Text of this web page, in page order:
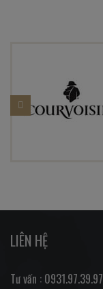
LIÊN HỆ
Tư vấn : 0931.97.39.97